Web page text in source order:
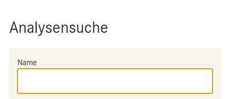
Analysensuche
Name